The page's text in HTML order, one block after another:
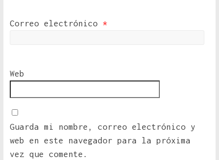
Correo electrónico *
Web
Guarda mi nombre, correo electrónico y
web en este navegador para la próxima
vez que comente.